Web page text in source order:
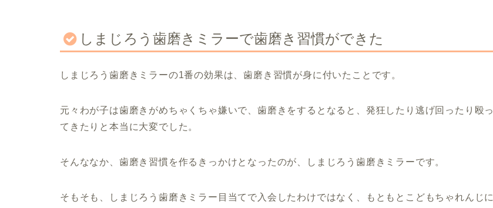
しまじろう歯磨きミラーで歯磨き習慣ができた
しまじろう歯磨きミラーの1番の効果は、歯磨き習慣が身に付いたことです。
元々わが子は歯磨きがめちゃくちゃ嫌いで、歯磨きをするとなると、発狂したり逃げ回ったり殴っ
てきたりと本当に大変でした。
そんななか、歯磨き習慣を作るきっかけとなったのが、しまじろう歯磨きミラーです。
そもそも、しまじろう歯磨きミラー目当てで入会したわけではなく、もともとこどもちゃれんじに